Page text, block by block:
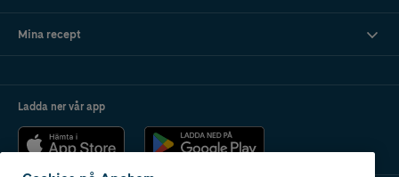
Mina recept
Ladda ner vår app